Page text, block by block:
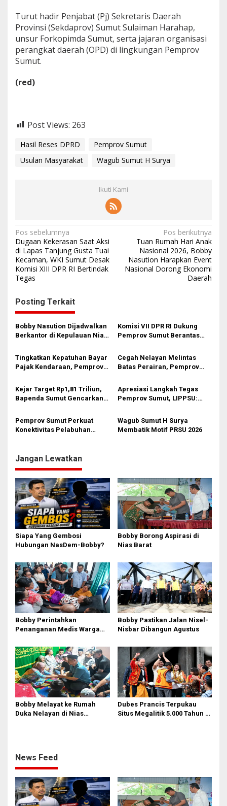
Turut hadir Penjabat (Pj) Sekretaris Daerah
Provinsi (Sekdaprov) Sumut Sulaiman Harahap,
unsur Forkopimda Sumut, serta jajaran organisasi
perangkat daerah (OPD) di lingkungan Pemprov
Sumut.
(red)
Post Views: 263
Hasil Reses DPRD
Pemprov Sumut
Usulan Masyarakat
Wagub Sumut H Surya
Ikuti Kami
N
a
v
i
a
s
i
o
Pos sebelumnya
Dugaan Kekerasan Saat Aksi
di Lapas Tanjung Gusta Tuai
Kecaman, WKI Sumut Desak
Komisi XIII DPR RI Bertindak
Tegas
Pos berikutnya
Tuan Rumah Hari Anak
Nasional 2026, Bobby
Nasution Harapkan Event
Nasional Dorong Ekonomi
Daerah
Posting Terkait
Bobby Nasution Dijadwalkan
Berkantor di Kepulauan Nias,
Meriah
Komisi VII DPR RI Dukung
Pemprov Sumut Berantas
Tingkatkan Kepatuhan Bayar
Pajak Kendaraan, Pemprov
ke Masyarakat
Cegah Nelayan Melintas
Batas Perairan, Pemprov
Strategis
Kejar Target Rp1,81 Triliun,
Bapenda Sumut Gencarkan
Apresiasi Langkah Tegas
Pemprov Sumut, LIPPSU:
Hancurkan Tanah Gordang
Sambilan
Pemprov Sumut Perkuat
Konektivitas Pelabuhan
‎Wagub Sumut H Surya
Membatik Motif PRSU 2026
Jangan Lewatkan
Siapa Yang Gembosi
Hubungan NasDem-Bobby?
Bobby Borong Aspirasi di
Nias Barat
Bobby Perintahkan
Penanganan Medis Warga
Bobby Pastikan Jalan Nisel-
Nisbar Dibangun Agustus
Bobby Melayat ke Rumah
Duka Nelayan di Nias
Dubes Prancis Terpukau
Situs Megalitik 5.000 Tahun di
News Feed